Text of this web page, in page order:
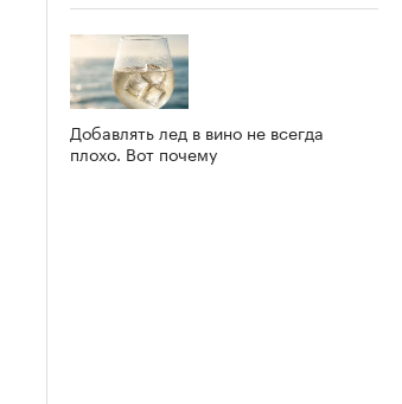
Добавлять лед в вино не всегда
плохо. Вот почему